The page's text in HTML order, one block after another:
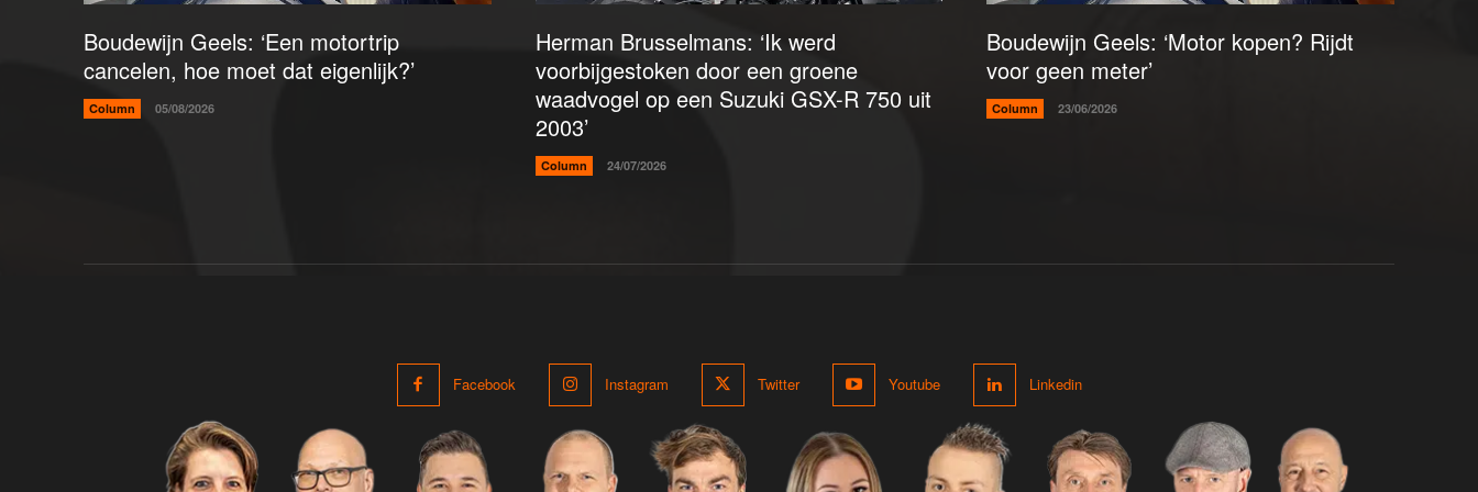
Boudewijn Geels: ‘Een motortrip
cancelen, hoe moet dat eigenlijk?’
Column 05/08/2026
Herman Brusselmans: ‘Ik werd
voorbijgestoken door een groene
waadvogel op een Suzuki GSX-R 750 uit
2003’
Column 24/07/2026
Boudewijn Geels: ‘Motor kopen? Rijdt
voor geen meter’
Column 23/06/2026
Facebook Instagram Twitter Youtube Linkedin